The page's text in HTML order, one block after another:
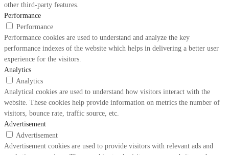
other third-party features.
Performance
Performance
Performance cookies are used to understand and analyze the key
performance indexes of the website which helps in delivering a better user
experience for the visitors.
Analytics
Analytics
Analytical cookies are used to understand how visitors interact with the
website. These cookies help provide information on metrics the number of
visitors, bounce rate, traffic source, etc.
Advertisement
Advertisement
Advertisement cookies are used to provide visitors with relevant ads and